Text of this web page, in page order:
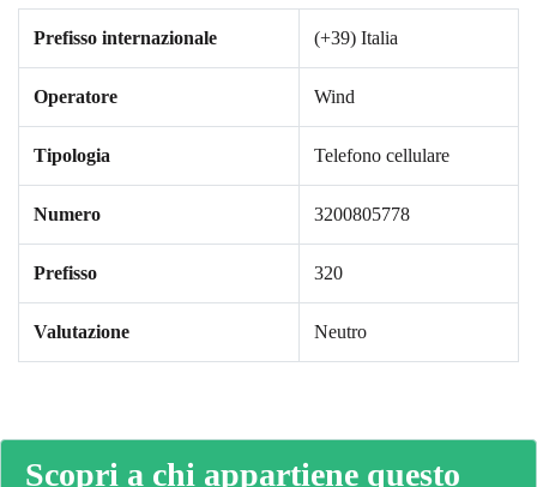
Prefisso internazionale (+39) Italia
Operatore Wind
Tipologia Telefono cellulare
Numero 3200805778
Prefisso 320
Valutazione Neutro
Scopri a chi appartiene questo